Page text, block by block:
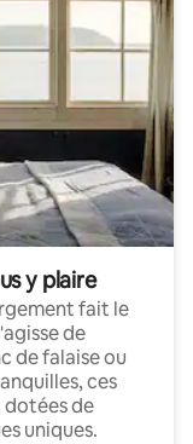
y plaire
fait le
de
de falaise ou
ces
de
uniques.